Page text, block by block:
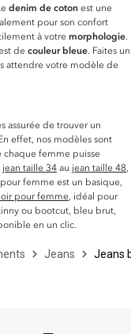
denim de coton est une
pour son confort
à votre morphologie.
de couleur bleue. Faites un
attendre votre modèle de
assurée de trouver un
effet, nos modèles sont
chaque femme puisse
jean taille 34 au jean taille 48
femme est un basique,
pour femme , idéal pour
ou bootcut, bleu brut,
en un clic.
Jeans Jeans